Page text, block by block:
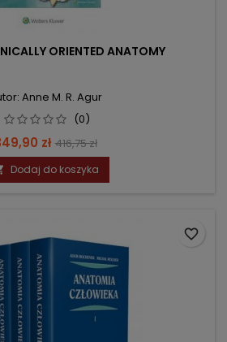
ORIENTED ANATOMY
Anne M. R. Agur
(0)
zł Cena
podstawowa
416,75 zł
Dodaj do koszyka
favorite_border